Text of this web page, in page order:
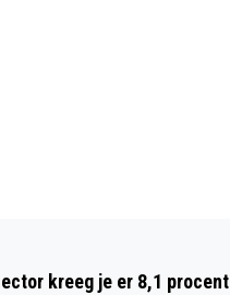
kreeg je er 8,1 procent